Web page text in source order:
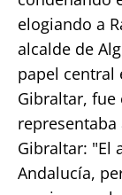
elogiando a
alcalde de
papel central
Gibraltar, fue
Gibraltar: "El
Andalucía,